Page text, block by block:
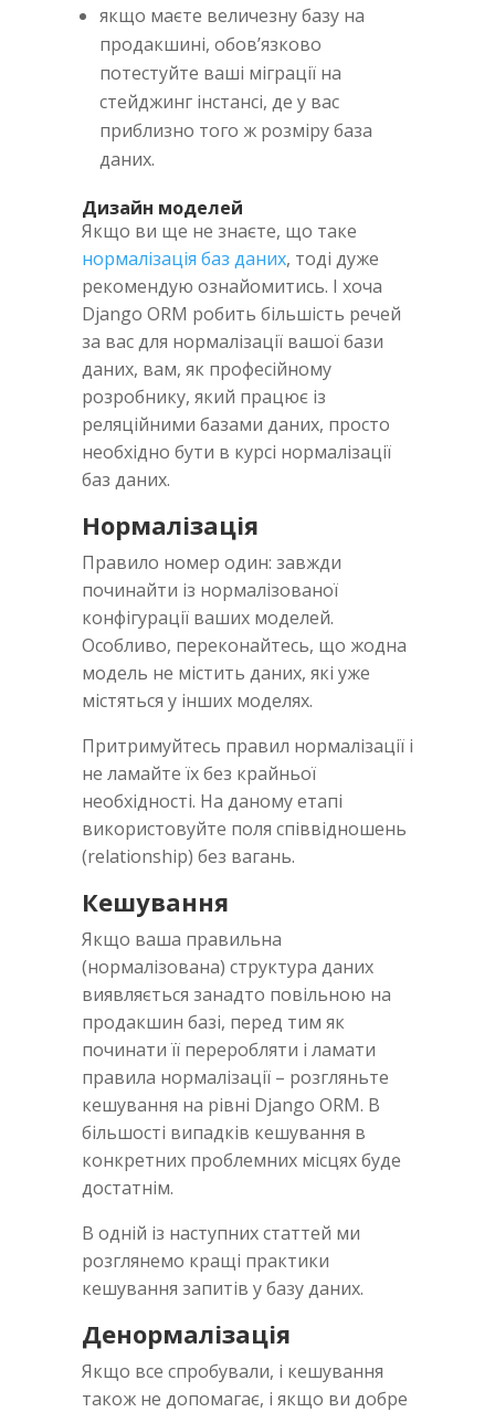
якщо маєте величезну базу на
продакшині, обов’язково
потестуйте ваші міграції на
стейджинг інстансі, де у вас
приблизно того ж розміру база
даних.
Дизайн моделей
Якщо ви ще не знаєте, що таке
нормалізація баз даних, тоді дуже
рекомендую ознайомитись. І хоча
Django ORM робить більшість речей
за вас для нормалізації вашої бази
даних, вам, як професійному
розробнику, який працює із
реляційними базами даних, просто
необхідно бути в курсі нормалізації
баз даних.
Нормалізація
Правило номер один: завжди
починайти із нормалізованої
конфігурації ваших моделей.
Особливо, переконайтесь, що жодна
модель не містить даних, які уже
містяться у інших моделях.
Притримуйтесь правил нормалізації і
не ламайте їх без крайньої
необхідності. На даному етапі
використовуйте поля співвідношень
(relationship) без вагань.
Кешування
Якщо ваша правильна
(нормалізована) структура даних
виявляється занадто повільною на
продакшин базі, перед тим як
починати її переробляти і ламати
правила нормалізації – розгляньте
кешування на рівні Django ORM. В
більшості випадків кешування в
конкретних проблемних місцях буде
достатнім.
В одній із наступних статтей ми
розглянемо кращі практики
кешування запитів у базу даних.
Денормалізація
Якщо все спробували, і кешування
також не допомагає, і якщо ви добре